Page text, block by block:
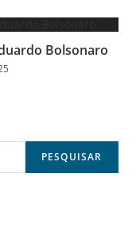
Bolsonaro
PESQUISAR